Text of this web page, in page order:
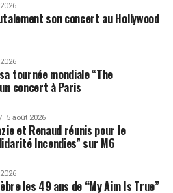
son concert au Hollywood
tournée mondiale “The
concert à Paris
5 août 2026
et Renaud réunis pour le
Incendies” sur M6
les 49 ans de “My Aim Is True”